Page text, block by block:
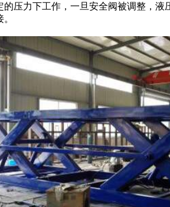
力下工作，一旦安全阀被调整，液